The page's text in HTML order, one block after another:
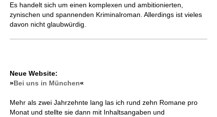
Es handelt sich um einen komplexen und ambitionierten,
zynischen und spannenden Kriminalroman. Allerdings ist vieles
davon nicht glaubwürdig.
Neue Website:
»Bei uns in München«
Mehr als zwei Jahrzehnte lang las ich rund zehn Romane pro
Monat und stellte sie dann mit Inhaltsangaben und